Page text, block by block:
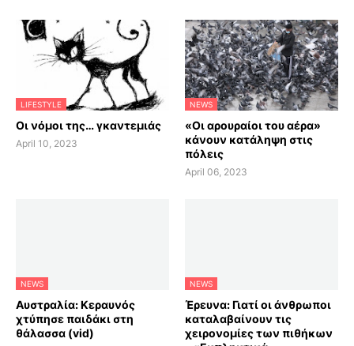
LIFESTYLE
Οι νόμοι της… γκαντεμιάς
April 10, 2023
NEWS
«Οι αρουραίοι του αέρα»
κάνουν κατάληψη στις
πόλεις
April 06, 2023
NEWS
Αυστραλία: Κεραυνός
χτύπησε παιδάκι στη
θάλασσα (vid)
NEWS
Έρευνα: Γιατί οι άνθρωποι
καταλαβαίνουν τις
χειρονομίες των πιθήκων